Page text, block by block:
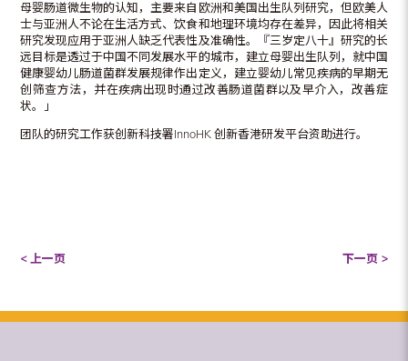
母婴肠道微生物的认知，主要来自欧洲和美国出生队列研究，但欧美人
士与亚洲人不论在生活方式、饮食和地理环境均存在差异，因此将相关
研究发现应用于亚洲人缺乏代表性及准确性。『三岁定八十』研究的长
远目标是透过于中国不同发展水平的城市，建立母婴出生队列，就中国
健康婴幼儿肠道菌群发展规律作出定义，建立婴幼儿常见疾病的早期无
创筛查方法，并在疾病出现时通过改善肠道菌群以及早介入，改善症
状。」
团队的研究工作获创新科技署InnoHK 创新香港研发平台资助进行。
< 上一页 下一页 >